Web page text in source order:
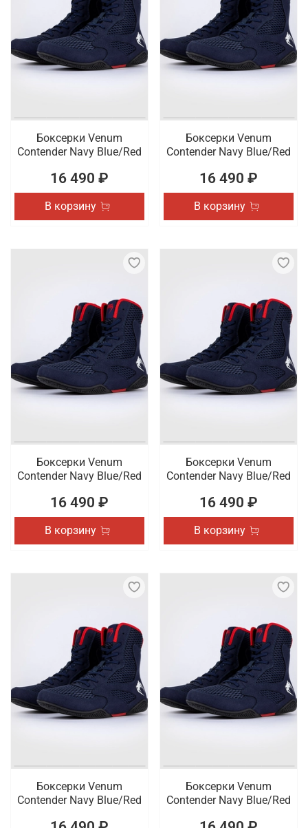
Боксерки Venum
Contender Navy Blue/Red
16 490 ₽
В корзину
Боксерки Venum
Contender Navy Blue/Red
16 490 ₽
В корзину
Боксерки Venum
Contender Navy Blue/Red
16 490 ₽
В корзину
Боксерки Venum
Contender Navy Blue/Red
16 490 ₽
В корзину
Боксерки Venum
Contender Navy Blue/Red
Боксерки Venum
Contender Navy Blue/Red